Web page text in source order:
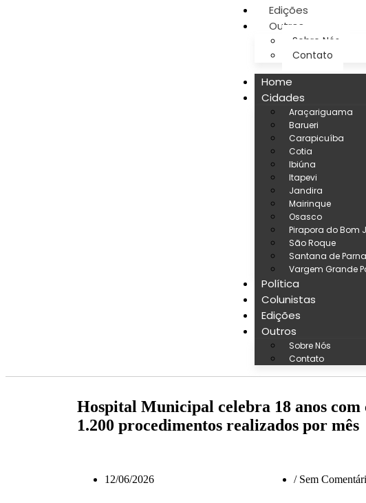
Edições
Outros
Sobre Nós
Contato
Home
Cidades
Araçariguama
Barueri
Carapicuíba
Cotia
Ibiúna
Itapevi
Jandira
Mairinque
Osasco
Pirapora do Bom
São Roque
Santana de
Vargem Grande
Política
Colunistas
Edições
Outros
Sobre Nós
Contato
Hospital Municipal celebra 18 anos com
1.200 procedimentos realizados por mês
12/06/2026 /Sem